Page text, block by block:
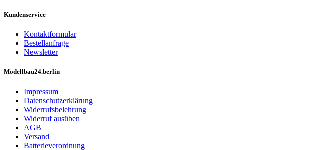
Kundenservice
Kontaktformular
Bestellanfrage
Newsletter
Modellbau24.berlin
Impressum
Datenschutzerklärung
Widerrufsbelehrung
Widerruf ausüben
AGB
Versand
Batterieverordnung